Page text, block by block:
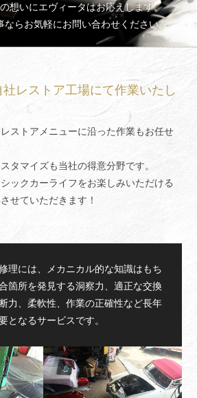
Trade In
Repair
想いにエヴィータはお応えします。
ならお気軽にお問い合わせください。
レストア工場にて作業いたし
ストアメニューに沿った作業もお任せ
タマイズも当社の得意分野です。
ックカーライフをお楽しみいただける
せていただきます！
理には、メカニカル的な知識はもち
箇所を発見する洞察力、適正な交換
力、柔軟性、作業の正確性など長年
となるサービスです。